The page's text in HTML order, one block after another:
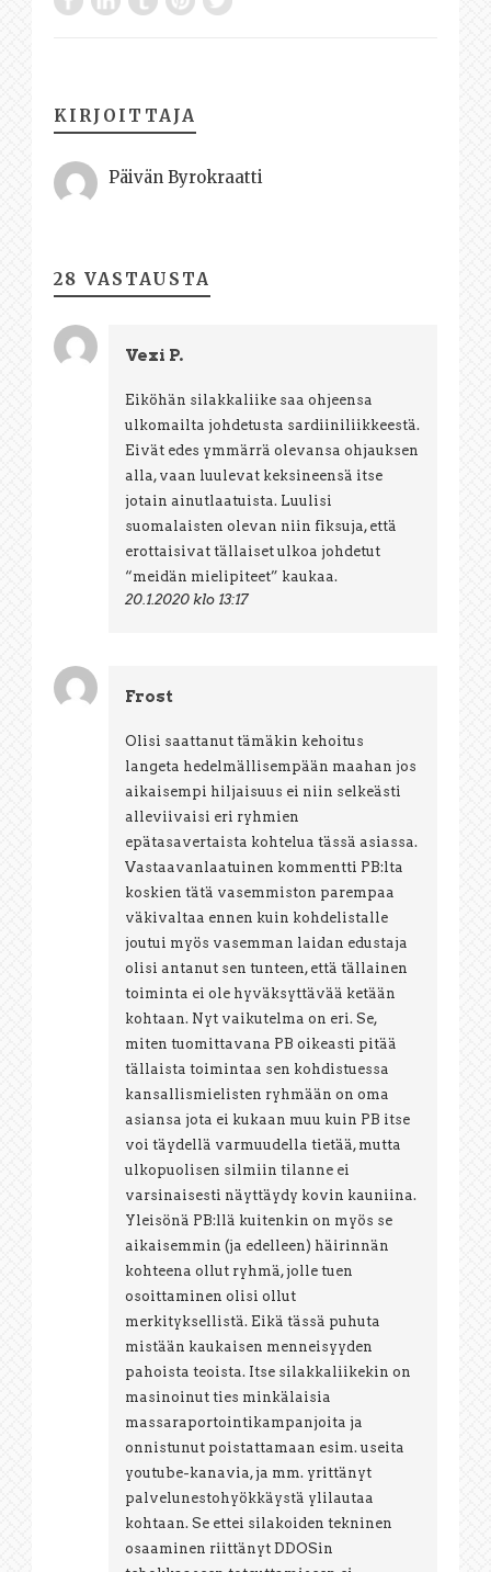
KIRJOITTAJA
Päivän Byrokraatti
28 VASTAUSTA
Vexi P.
Eiköhän silakkaliike saa ohjeensa
ulkomailta johdetusta sardiiniliikkeestä.
Eivät edes ymmärrä olevansa ohjauksen
alla, vaan luulevat keksineensä itse
jotain ainutlaatuista. Luulisi
suomalaisten olevan niin fiksuja, että
erottaisivat tällaiset ulkoa johdetut
“meidän mielipiteet” kaukaa.
20.1.2020 klo 13:17
Frost
Olisi saattanut tämäkin kehoitus
langeta hedelmällisempään maahan jos
aikaisempi hiljaisuus ei niin selkeästi
alleviivaisi eri ryhmien
epätasavertaista kohtelua tässä asiassa.
Vastaavanlaatuinen kommentti PB:lta
koskien tätä vasemmiston parempaa
väkivaltaa ennen kuin kohdelistalle
joutui myös vasemman laidan edustaja
olisi antanut sen tunteen, että tällainen
toiminta ei ole hyväksyttävää ketään
kohtaan. Nyt vaikutelma on eri. Se,
miten tuomittavana PB oikeasti pitää
tällaista toimintaa sen kohdistuessa
kansallismielisten ryhmään on oma
asiansa jota ei kukaan muu kuin PB itse
voi täydellä varmuudella tietää, mutta
ulkopuolisen silmiin tilanne ei
varsinaisesti näyttäydy kovin kauniina.
Yleisönä PB:llä kuitenkin on myös se
aikaisemmin (ja edelleen) häirinnän
kohteena ollut ryhmä, jolle tuen
osoittaminen olisi ollut
merkityksellistä. Eikä tässä puhuta
mistään kaukaisen menneisyyden
pahoista teoista. Itse silakkaliikekin on
masinoinut ties minkälaisia
massaraportointikampanjoita ja
onnistunut poistattamaan esim. useita
youtube-kanavia, ja mm. yrittänyt
palvelunestohyökkäystä ylilautaa
kohtaan. Se ettei silakoiden tekninen
osaaminen riittänyt DDOSin